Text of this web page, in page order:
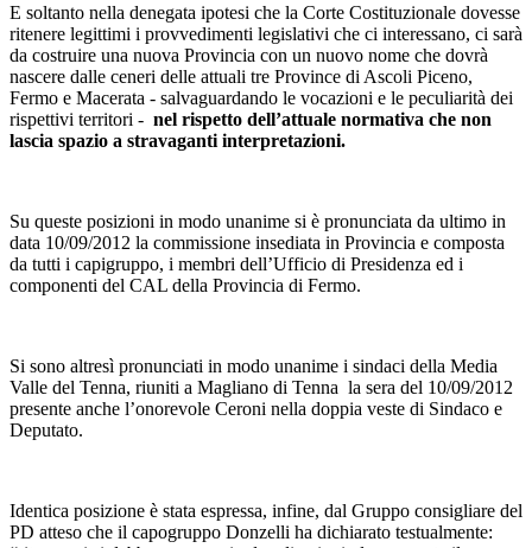
E soltanto nella denegata ipotesi che la Corte Costituzionale dovesse
ritenere legittimi i provvedimenti legislativi che ci interessano, ci sarà
da costruire una nuova Provincia con un nuovo nome che dovrà
nascere dalle ceneri delle attuali tre Province di Ascoli Piceno,
Fermo e Macerata - salvaguardando le vocazioni e le peculiarità dei
rispettivi territori - nel rispetto dell’attuale normativa che non
lascia spazio a stravaganti interpretazioni.
Su queste posizioni in modo unanime si è pronunciata da ultimo in
data 10/09/2012 la commissione insediata in Provincia e composta
da tutti i capigruppo, i membri dell’Ufficio di Presidenza ed i
componenti del CAL della Provincia di Fermo.
Si sono altresì pronunciati in modo unanime i sindaci della Media
Valle del Tenna, riuniti a Magliano di Tenna la sera del 10/09/2012
presente anche l’onorevole Ceroni nella doppia veste di Sindaco e
Deputato.
Identica posizione è stata espressa, infine, dal Gruppo consigliare del
PD atteso che il capogruppo Donzelli ha dichiarato testualmente: